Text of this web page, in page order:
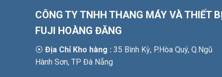
CÔNG TY TNHH THANG MÁY VÀ THIẾT
FUJI HOÀNG ĐĂNG
⦿ Địa Chỉ Kho hàng : 35 Bình Kỳ, P.Hòa Quý, Q.Ngũ
Hành Sơn, TP Đà Nẵng